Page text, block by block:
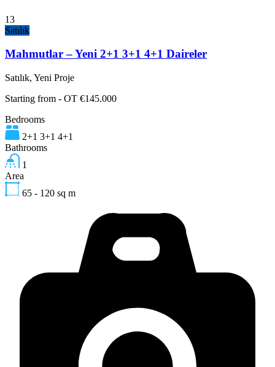
13
Satılık
Mahmutlar – Yeni 2+1 3+1 4+1 Daireler
Satılık, Yeni Proje
Starting from - OT €145.000
Bedrooms
2+1 3+1 4+1
Bathrooms
1
Area
65 - 120 sq m